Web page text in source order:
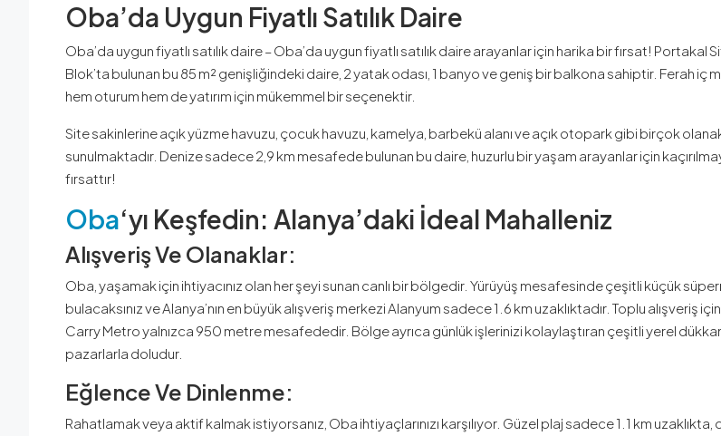
Oba’da Uygun Fiyatlı Satılık Daire
Oba’da uygun fiyatlı satılık daire – Oba’da uygun fiyatlı satılık daire arayanlar için harika bir fırsat! Portakal
Blok’ta bulunan bu 85 m² genişliğindeki daire, 2 yatak odası, 1 banyo ve geniş bir balkona sahiptir. Ferah iç
hem oturum hem de yatırım için mükemmel bir seçenektir.
Site sakinlerine açık yüzme havuzu, çocuk havuzu, kamelya, barbekü alanı ve açık otopark gibi birçok
sunulmaktadır. Denize sadece 2,9 km mesafede bulunan bu daire, huzurlu bir yaşam arayanlar için
fırsattır!
Oba‘yı Keşfedin: Alanya’daki İdeal Mahalleniz
Alışveriş Ve Olanaklar:
Oba, yaşamak için ihtiyacınız olan her şeyi sunan canlı bir bölgedir. Yürüyüş mesafesinde çeşitli küçük
bulacaksınız ve Alanya’nın en büyük alışveriş merkezi Alanyum sadece 1.6 km uzaklıktadır. Toplu alışveriş
Carry Metro yalnızca 950 metre mesafededir. Bölge ayrıca günlük işlerinizi kolaylaştıran çeşitli yerel
pazarlarla doludur.
Eğlence Ve Dinlenme:
Rahatlamak veya aktif kalmak istiyorsanız, Oba ihtiyaçlarınızı karşılıyor. Güzel plaj sadece 1.1 km uzaklıkta,